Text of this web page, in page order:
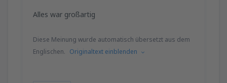
Alles war großartig
Diese Meinung wurde automatisch übersetzt aus dem
Englischen. Originaltext einblenden